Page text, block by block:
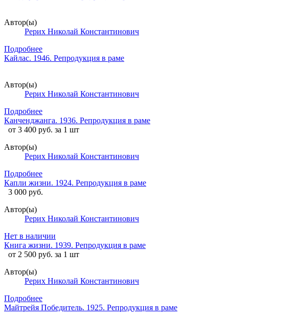
Автор(ы)
Рерих Николай Константинович
Подробнее
Кайлас. 1946. Репродукция в раме
Автор(ы)
Рерих Николай Константинович
Подробнее
Канченджанга. 1936. Репродукция в раме
от 3 400 руб. за 1 шт
Автор(ы)
Рерих Николай Константинович
Подробнее
Капли жизни. 1924. Репродукция в раме
3 000 руб.
Автор(ы)
Рерих Николай Константинович
Нет в наличии
Книга жизни. 1939. Репродукция в раме
от 2 500 руб. за 1 шт
Автор(ы)
Рерих Николай Константинович
Подробнее
Майтрейя Победитель. 1925. Репродукция в раме